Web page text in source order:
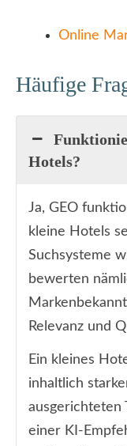
Online
Häufige
Hotels?
Ja, GEO
kleine Hotels
Suchsysteme
bewerten
Relevanz und
Ein kleines
inhaltlich
ausgerichteten
einer KI-